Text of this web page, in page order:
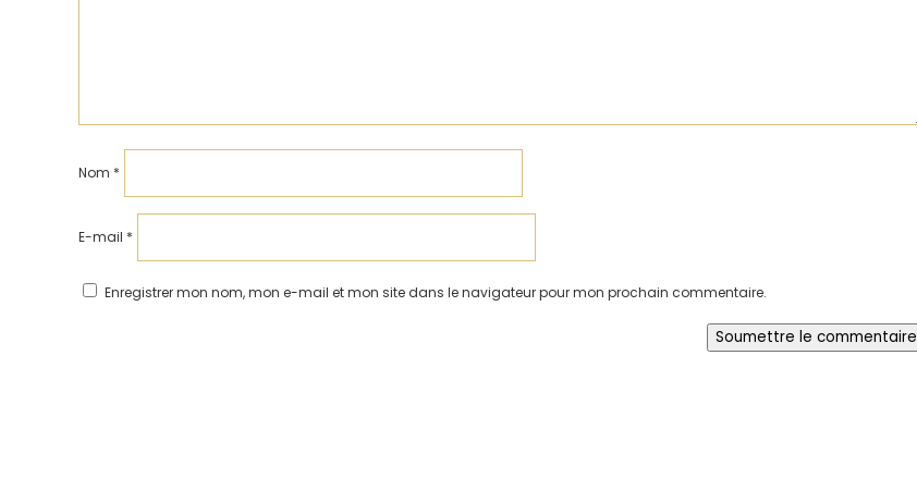
Nom *
E-mail *
Enregistrer mon nom, mon e-mail et mon site dans le navigateur pour mon prochain commentaire.
Soumettre le commentaire